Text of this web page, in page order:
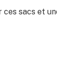
ces sacs et